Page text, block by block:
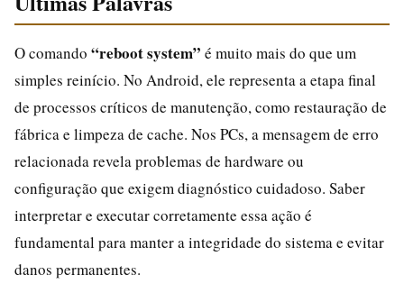
O comando “reboot system” é muito mais do que um
simples reinício. No Android, ele representa a etapa final
de processos críticos de manutenção, como restauração de
fábrica e limpeza de cache. Nos PCs, a mensagem de erro
relacionada revela problemas de hardware ou
configuração que exigem diagnóstico cuidadoso. Saber
interpretar e executar corretamente essa ação é
fundamental para manter a integridade do sistema e evitar
danos permanentes.